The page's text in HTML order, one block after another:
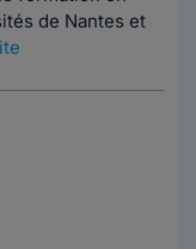
de Nantes et